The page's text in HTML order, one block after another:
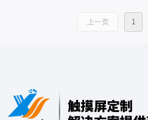
上一页 1